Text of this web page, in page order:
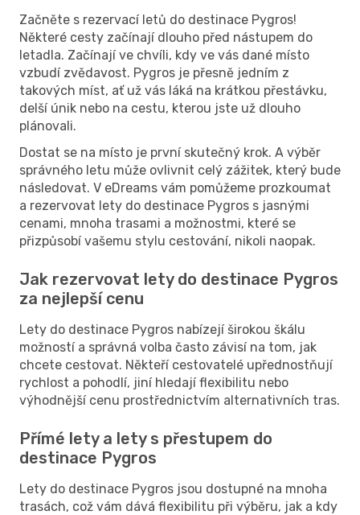
Začněte s rezervací letů do destinace Pygros!
Některé cesty začínají dlouho před nástupem do
letadla. Začínají ve chvíli, kdy ve vás dané místo
vzbudí zvědavost. Pygros je přesně jedním z
takových míst, ať už vás láká na krátkou přestávku,
delší únik nebo na cestu, kterou jste už dlouho
plánovali.
Dostat se na místo je první skutečný krok. A výběr
správného letu může ovlivnit celý zážitek, který bude
následovat. V eDreams vám pomůžeme prozkoumat
a rezervovat lety do destinace Pygros s jasnými
cenami, mnoha trasami a možnostmi, které se
přizpůsobí vašemu stylu cestování, nikoli naopak.
Jak rezervovat lety do destinace Pygros
za nejlepší cenu
Lety do destinace Pygros nabízejí širokou škálu
možností a správná volba často závisí na tom, jak
chcete cestovat. Někteří cestovatelé upřednostňují
rychlost a pohodlí, jiní hledají flexibilitu nebo
výhodnější cenu prostřednictvím alternativních tras.
Přímé lety a lety s přestupem do
destinace Pygros
Lety do destinace Pygros jsou dostupné na mnoha
trasách, což vám dává flexibilitu při výběru, jak a kdy